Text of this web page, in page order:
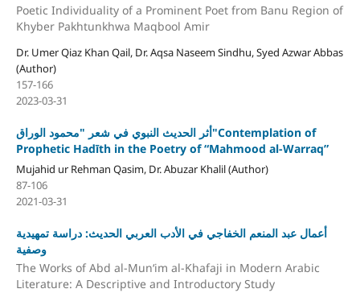
Poetic Individuality of a Prominent Poet from Banu Region of
Khyber Pakhtunkhwa Maqbool Amir
Dr. Umer Qiaz Khan Qail, Dr. Aqsa Naseem Sindhu, Syed Azwar Abbas
(Author)
157-166
2023-03-31
أثر الحديث النبوي في شعر "محمود الوراق"Contemplation of
Prophetic Hadīth in the Poetry of “Mahmood al-Warraq”
Mujahid ur Rehman Qasim, Dr. Abuzar Khalil (Author)
87-106
2021-03-31
أعمال عبد المنعم الخفاجي في الأدب العربي الحديث: دراسة تمهيدية
وصفية
The Works of Abd al-Mun‘im al-Khafaji in Modern Arabic
Literature: A Descriptive and Introductory Study